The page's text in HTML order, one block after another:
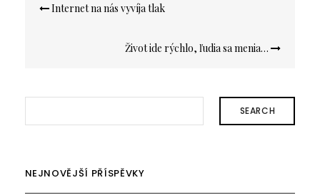
proInternet na nás vyvíja tlak
Život ide rýchlo, ľudia sa menia…
SEARCH
NEJNOVĚJŠÍ PŘÍSPĚVKY